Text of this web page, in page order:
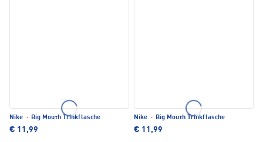
Nike · Big Mouth Trinkflasche
€ 11,99
Nike · Big Mouth Trinkflasche
€ 11,99